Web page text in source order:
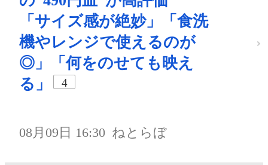
「サイズ感が絶妙」「食洗
機やレンジで使えるのが
◎」「何をのせても映え
る」
4
08月09日 16:30 ねとらぼ